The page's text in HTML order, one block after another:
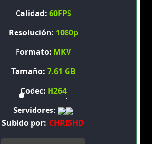
Calidad: 60FPS
Resolución: 1080p
Formato: MKV
Tamaño: 7.61 GB
Codec: H264
Servidores:
Subido por: CHRISHD